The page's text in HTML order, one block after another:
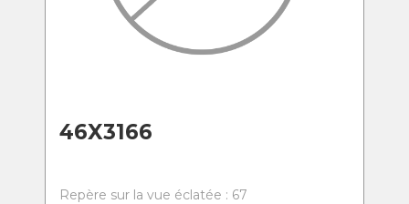
46X3166
Repère sur la vue éclatée : 67